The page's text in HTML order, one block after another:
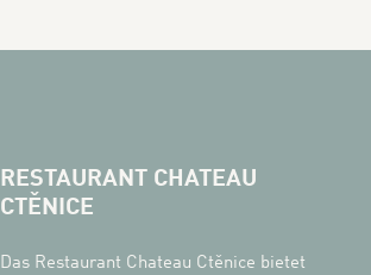
RESTAURANT CHATEAU
CTĚNICE
Das Restaurant Chateau Ctěnice bietet